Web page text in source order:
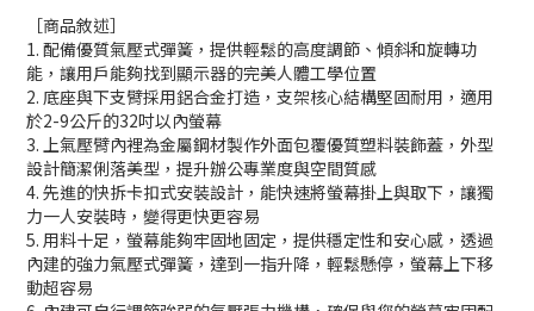
［商品敘述］
1. 配備優質氣壓式彈簧，提供輕鬆的高度調節、傾斜和旋轉功
能，讓用戶能夠找到顯示器的完美人體工學位置
2. 底座與下支臂採用鋁合金打造，支架核心結構堅固耐用，適用
於2-9公斤的32吋以內螢幕
3. 上氣壓臂內裡為金屬鋼材製作外面包覆優質塑料裝飾蓋，外型
設計簡潔俐落美型，提升辦公專業度與空間質感
4. 先進的快拆卡扣式安裝設計，能快速將螢幕掛上與取下，讓獨
力一人安裝時，變得更快更容易
5. 用料十足，螢幕能夠牢固地固定，提供穩定性和安心感，透過
內建的強力氣壓式彈簧，達到一指升降，輕鬆懸停，螢幕上下移
動超容易